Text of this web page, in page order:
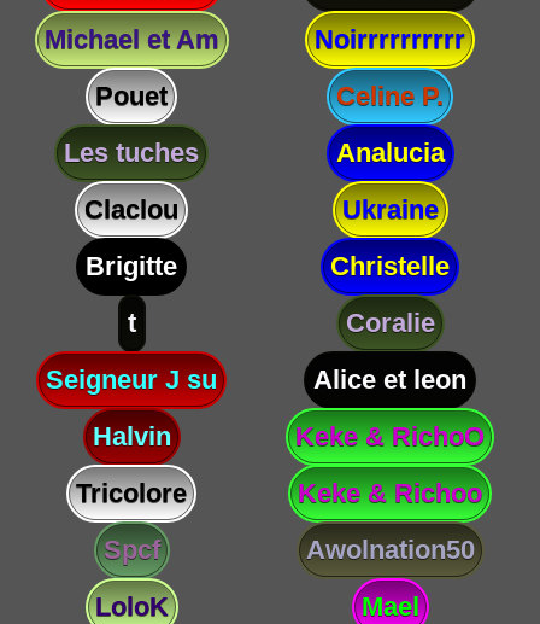
Michael et Am
Noirrrrrrrrrr
Pouet
Celine P.
Les tuches
Analucia
Claclou
Ukraine
Brigitte
Christelle
t
Coralie
Seigneur J su
Alice et leon
Halvin
Keke & RichoO
Tricolore
Keke & Richoo
Spcf
Awolnation50
LoloK
Mael